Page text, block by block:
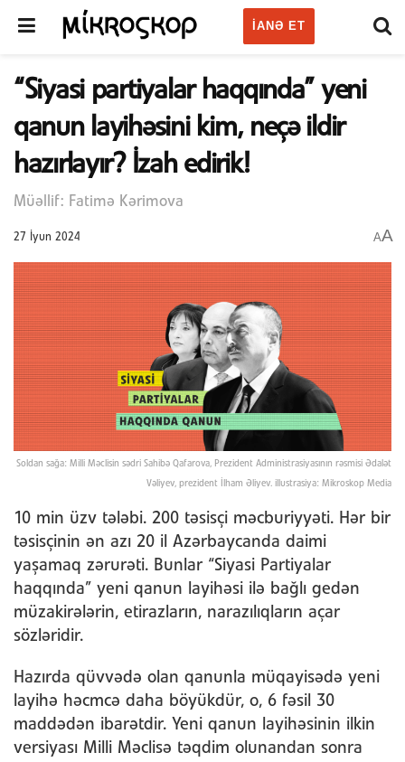
IANƏ ET
“Siyasi partiyalar haqqında” yeni
qanun layihəsini kim, neçə ildir
hazırlayır? İzah edirik!
Müəllif: Fatimə Kərimova
27 İyun 2024 AA
Soldan sağa: Milli Məclisin sədri Sahibə Qafarova, Prezident Administrasiyasının rəsmisi Ədalət
Vəliyev, prezident İlham Əliyev. illustrasiya: Mikroskop Media
10 min üzv tələbi. 200 təsisçi məcburiyyəti. Hər bir
təsisçinin ən azı 20 il Azərbaycanda daimi
yaşamaq zərurəti. Bunlar “Siyasi Partiyalar
haqqında” yeni qanun layihəsi ilə bağlı gedən
müzakirələrin, etirazların, narazılıqların açar
sözləridir.
Hazırda qüvvədə olan qanunla müqayisədə yeni
layihə həcmcə daha böyükdür, o, 6 fəsil 30
maddədən ibarətdir. Yeni qanun layihəsinin ilkin
versiyası Milli Məclisə təqdim olunandan sonra